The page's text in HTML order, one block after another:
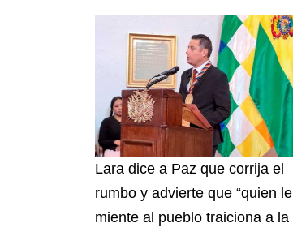
Lara dice a Paz que corrija el
rumbo y advierte que “quien le
miente al pueblo traiciona a la